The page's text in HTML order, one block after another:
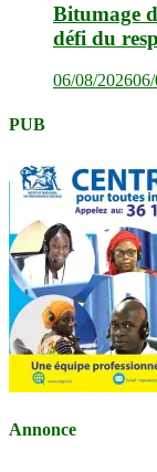
Bitumage
défi du
06/08/2026
PUB
Annonce